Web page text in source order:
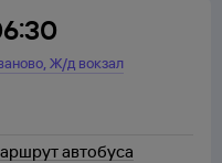
,Ж/д вокзал
автобуса